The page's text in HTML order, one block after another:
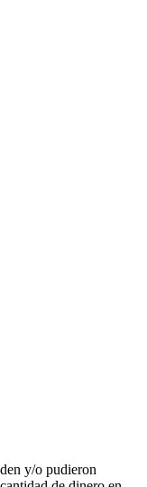
y/o pudieron